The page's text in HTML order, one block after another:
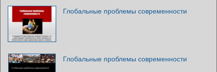
Глобальные проблемы современности
Глобальные проблемы современности